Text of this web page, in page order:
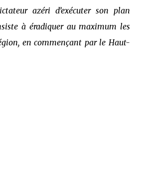
azéri d’exécuter son plan
à éradiquer au maximum les
en commençant par le Haut-